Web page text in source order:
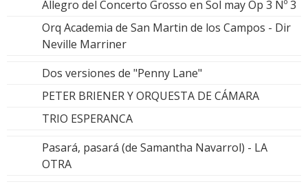
Allegro del Concerto Grosso en Sol may Op 3 Nº 3
Orq Academia de San Martin de los Campos - Dir
Neville Marriner
Dos versiones de "Penny Lane"
PETER BRIENER Y ORQUESTA DE CÁMARA
TRIO ESPERANCA
Pasará, pasará (de Samantha Navarrol) - LA
OTRA